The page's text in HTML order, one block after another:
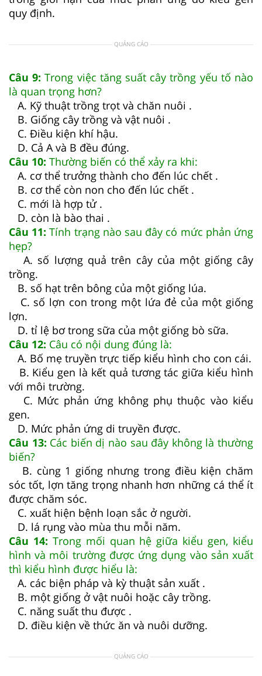
quy định.
QUẢNG CÁO
Câu 9: Trong việc tăng suất cây trồng yếu tố nào
là quan trọng hơn?
A. Kỹ thuật trồng trọt và chăn nuôi .
B. Giống cây trồng và vật nuôi .
C. Điều kiện khí hậu.
D. Cả A và B đều đúng.
Câu 10: Thường biến có thể xảy ra khi:
A. cơ thể trưởng thành cho đến lúc chết .
B. cơ thể còn non cho đến lúc chết .
C. mới là hợp tử .
D. còn là bào thai .
Câu 11: Tính trạng nào sau đây có mức phản ứng
hẹp?
A. số lượng quả trên cây của một giống cây
trồng.
B. số hạt trên bông của một giống lúa.
C. số lợn con trong một lứa đẻ của một giống
lợn.
D. tỉ lệ bơ trong sữa của một giống bò sữa.
Câu 12: Câu có nội dung đúng là:
A. Bố mẹ truyền trực tiếp kiểu hình cho con cái.
B. Kiểu gen là kết quả tương tác giữa kiểu hình
với môi trường.
C. Mức phản ứng không phụ thuộc vào kiểu
gen.
D. Mức phản ứng di truyền được.
Câu 13: Các biến dị nào sau đây không là thường
biến?
B. cùng 1 giống nhưng trong điều kiện chăm
sóc tốt, lợn tăng trọng nhanh hơn những cá thể ít
được chăm sóc.
C. xuất hiện bệnh loạn sắc ở người.
D. lá rụng vào mùa thu mỗi năm.
Câu 14: Trong mối quan hệ giữa kiểu gen, kiểu
hình và môi trường được ứng dụng vào sản xuất
thì kiểu hình được hiểu là:
A. các biện pháp và kỳ thuật sản xuất .
B. một giống ở vật nuôi hoặc cây trồng.
C. năng suất thu được .
D. điều kiện về thức ăn và nuôi dưỡng.
QUẢNG CÁO